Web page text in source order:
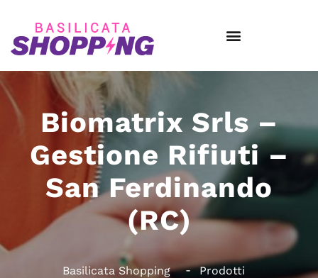
Biomatrix Srls –
Gestione Rifiuti –
San Ferdinando
(RC)
Basilicata Shopping Prodotti